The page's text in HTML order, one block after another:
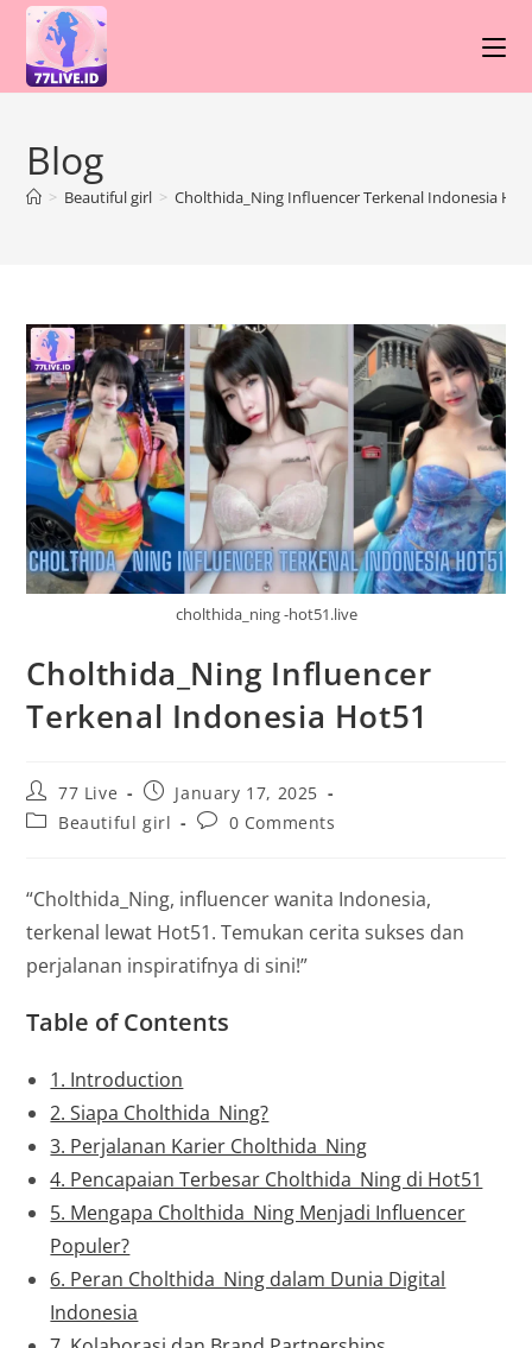
Skip
content
Blog
> Beautiful girl > Cholthida_Ning Influencer Terkenal Indonesia
cholthida_ning -hot51.live
Cholthida_Ning Influencer
Terkenal Indonesia Hot51
Post
author:
77 Live
Post
published:
January 17, 2025
PostBeautiful girl
Post0 Comments
“Cholthida_Ning, influencer wanita Indonesia,
terkenal lewat Hot51. Temukan cerita sukses dan
perjalanan inspiratifnya di sini!”
Table of Contents
1. Introduction
2. Siapa Cholthida_Ning?
3. Perjalanan Karier Cholthida_Ning
4. Pencapaian Terbesar Cholthida_Ning di Hot51
5. Mengapa Cholthida_Ning Menjadi Influencer
Populer?
6. Peran Cholthida_Ning dalam Dunia Digital
Indonesia